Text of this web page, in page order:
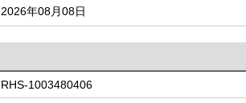
2026年08月08日
RHS-1003480406